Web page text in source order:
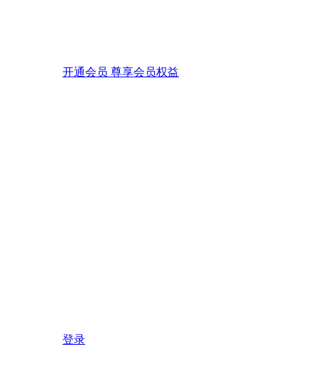
开通会员 尊享会员权益
登录